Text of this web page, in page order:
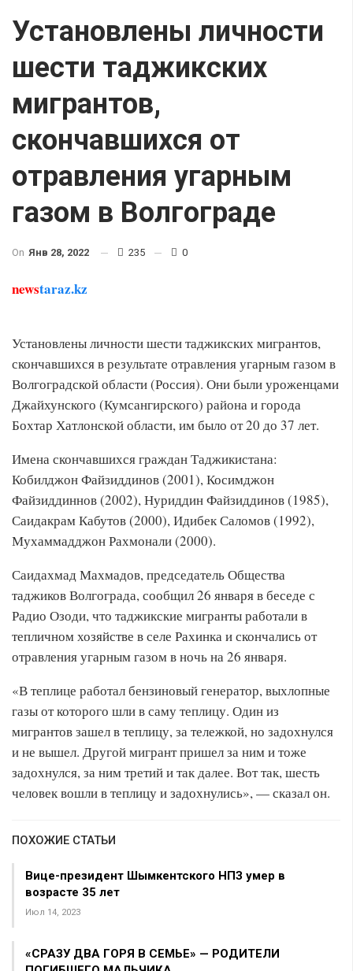
Установлены личности
шести таджикских
мигрантов,
скончавшихся от
отравления угарным
газом в Волгограде
On Янв 28, 2022 235 0
newstaraz.kz
Установлены личности шести таджикских мигрантов,
скончавшихся в результате отравления угарным газом в
Волгоградской области (Россия). Они были уроженцами
Джайхунского (Кумсангирского) района и города
Бохтар Хатлонской области, им было от 20 до 37 лет.
Имена скончавшихся граждан Таджикистана:
Кобилджон Файзиддинов (2001), Косимджон
Файзиддиннов (2002), Нуриддин Файзиддинов (1985),
Саидакрам Кабутов (2000), Идибек Саломов (1992),
Мухаммадджон Рахмонали (2000).
Саидахмад Махмадов, председатель Общества
таджиков Волгограда, сообщил 26 января в беседе с
Радио Озоди, что таджикские мигранты работали в
тепличном хозяйстве в селе Рахинка и скончались от
отравления угарным газом в ночь на 26 января.
«В теплице работал бензиновый генератор, выхлопные
газы от которого шли в саму теплицу. Один из
мигрантов зашел в теплицу, за тележкой, но задохнулся
и не вышел. Другой мигрант пришел за ним и тоже
задохнулся, за ним третий и так далее. Вот так, шесть
человек вошли в теплицу и задохнулись», — сказал он.
ПОХОЖИЕ СТАТЬИ
Вице-президент Шымкентского НПЗ умер в
возрасте 35 лет
Июл 14, 2023
«СРАЗУ ДВА ГОРЯ В СЕМЬЕ» — РОДИТЕЛИ